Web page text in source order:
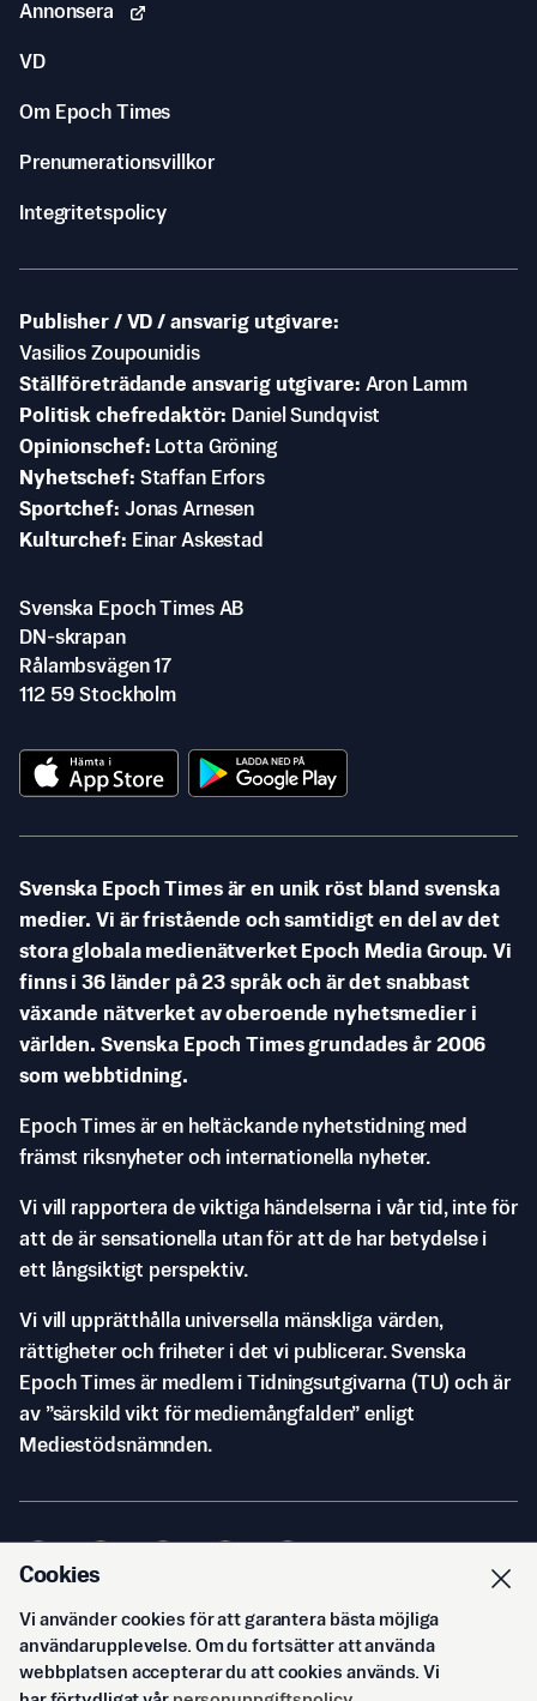
Annonsera
VD
Om Epoch Times
Prenumerationsvillkor
Integritetspolicy
Publisher / VD / ansvarig utgivare
Vasilios Zoupounidis
Ställföreträdande ansvarig utgivare Aron Lamm
Politisk chefredaktör
Daniel Sundqvist
Opinionschef
Lotta Gröning
Nyhetschef Staffan Erfors
Sportchef Jonas Arnesen
Kulturchef
Einar Askestad
Svenska Epoch Times AB
DN-skrapan
Rålambsvägen 17
112 59 Stockholm
Svenska Epoch Times är en unik röst bland svenska
medier. Vi är fristående och samtidigt en del av det
stora globala medienätverket Epoch Media Group. Vi
finns i 36 länder på 23 språk och är det snabbast
växande nätverket av oberoende nyhetsmedier i
världen. Svenska Epoch Times grundades år 2006
som webbtidning.
Epoch Times är en heltäckande nyhetstidning med
främst riksnyheter och internationella nyheter.
Vi vill rapportera de viktiga händelserna i vår tid, inte för
att de är sensationella utan för att de har betydelse i
ett långsiktigt perspektiv.
Vi vill upprätthålla universella mänskliga värden,
rättigheter och friheter i det vi publicerar. Svenska
Epoch Times är medlem i Tidningsutgivarna (TU) och är
av ”särskild vikt för mediemångfalden” enligt
Mediestödsnämnden.
© Svenska Epoch Times AB2026
Cookies
Vi använder cookies för att garantera bästa möjliga
användarupplevelse. Om du fortsätter att använda
webbplatsen accepterar du att cookies används. Vi